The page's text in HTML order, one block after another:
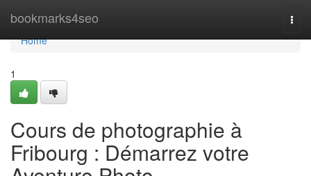
bookmarks4seo
Home
Home
1
Cours de photographie à
Fribourg : Démarrez votre